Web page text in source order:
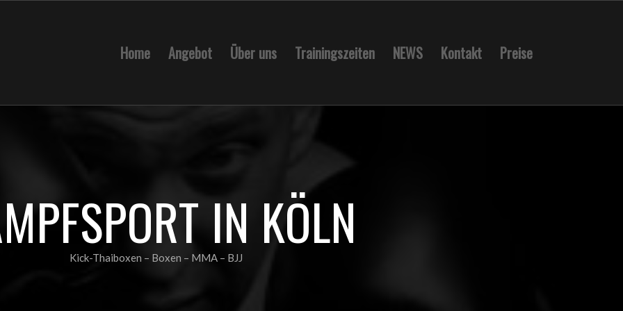
Home Angebot Über uns Trainingszeiten NEWS Kontakt Preise
IN KÖLN
Kick-Thaiboxen – Boxen – MMA – BJJ